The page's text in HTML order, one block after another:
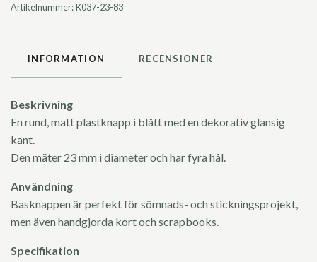
Artikelnummer:K037-23-83
INFORMATION RECENSIONER
Beskrivning
En rund, matt plastknapp i blått med en dekorativ glansig
kant.
Den mäter 23 mm i diameter och har fyra hål.
Användning
Basknappen är perfekt för sömnads- och stickningsprojekt,
men även handgjorda kort och scrapbooks.
Specifikation